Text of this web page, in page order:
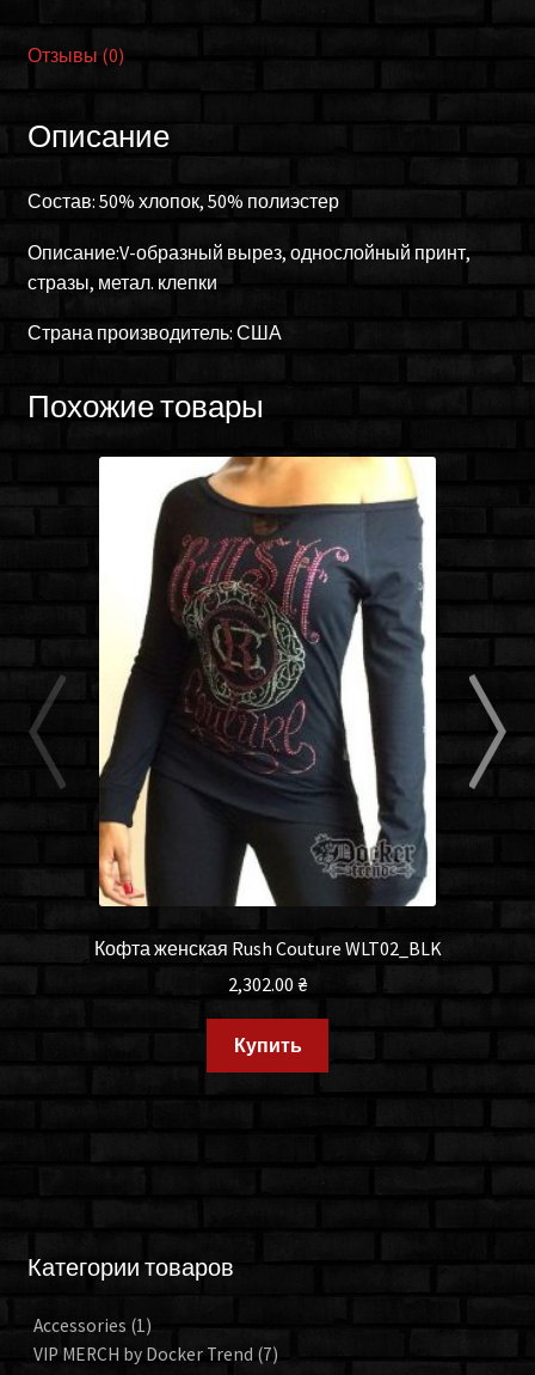
Отзывы (0)
Описание
Состав: 50% хлопок, 50% полиэстер
Описание:V-образный вырез, однослойный принт,
стразы, метал. клепки
Страна производитель: США
Похожие товары
Кофта женская Rush Couture WLT02_BLK
2,302.00 ₴
Купить
Категории товаров
Accessories (1)
VIP MERCH by Docker Trend (7)